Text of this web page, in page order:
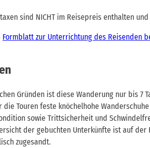
sind NICHT im Reisepreis enthalten
Formblatt zur Unterrichtung des Reisenden
Gründen ist diese Wanderung nur bis 7
Touren feste knöchelhohe
sowie Trittsicherheit und
der gebuchten Unterkünfte ist auf
zugesandt.